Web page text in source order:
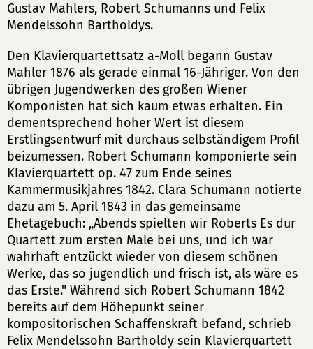
Gustav Mahlers, Robert Schumanns und Felix
Mendelssohn Bartholdys.
Den Klavierquartettsatz a-Moll begann Gustav
Mahler 1876 als gerade einmal 16-Jähriger. Von den
übrigen Jugendwerken des großen Wiener
Komponisten hat sich kaum etwas erhalten. Ein
dementsprechend hoher Wert ist diesem
Erstlingsentwurf mit durchaus selbständigem Profil
beizumessen. Robert Schumann komponierte sein
Klavierquartett op. 47 zum Ende seines
Kammermusikjahres 1842. Clara Schumann notierte
dazu am 5. April 1843 in das gemeinsame
Ehetagebuch: „Abends spielten wir Roberts Es dur
Quartett zum ersten Male bei uns, und ich war
wahrhaft entzückt wieder von diesem schönen
Werke, das so jugendlich und frisch ist, als wäre es
das Erste." Während sich Robert Schumann 1842
bereits auf dem Höhepunkt seiner
kompositorischen Schaffenskraft befand, schrieb
Felix Mendelssohn Bartholdy sein Klavierquartett